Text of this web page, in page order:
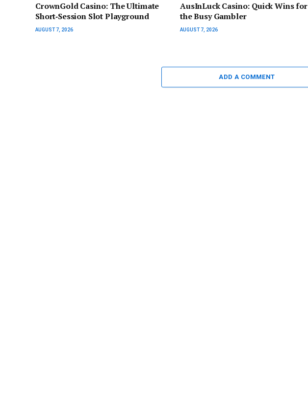
CrownGold Casino: The Ultimate
Short‑Session Slot Playground
AUGUST 7, 2026
AusInLuck Casino: Quick Wins for
the Busy Gambler
AUGUST 7, 2026
ADD A COMMENT